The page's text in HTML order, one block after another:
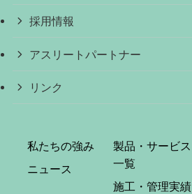
採用情報
アスリートパートナー
リンク
私たちの強み
ニュース
製品・サービス
一覧
施工・管理実績